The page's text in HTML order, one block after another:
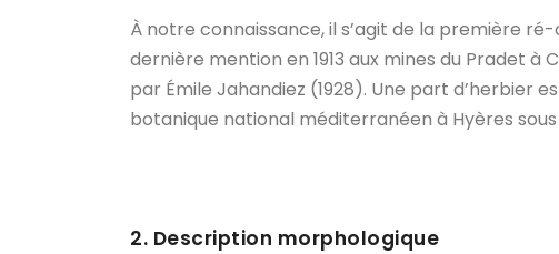
À notre connaissance, il s’agit de la première
dernière mention en 1913 aux mines du Pradet
par Émile Jahandiez (1928). Une part d’herbier
botanique national méditerranéen à Hyères sous
2. Description morphologique